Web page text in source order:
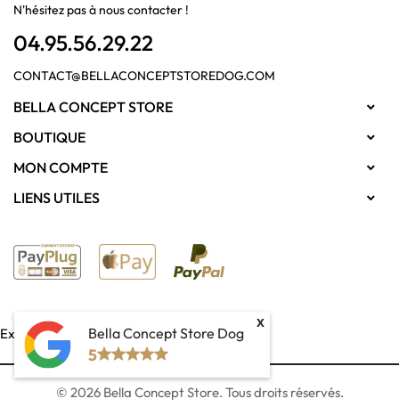
N'hésitez pas à nous contacter !
04.95.56.29.22
CONTACT@BELLACONCEPTSTOREDOG.COM
BELLA CONCEPT STORE 
BOUTIQUE 
MON COMPTE 
LIENS UTILES 
Exercer mon droit de rétractation
© 2026 Bella Concept Store. Tous droits réservés.
Bella Concept Store Dog
5
x